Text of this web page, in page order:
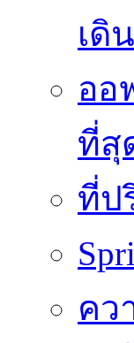
เดิ
ออ
ที่สุ
ที่ป
คว